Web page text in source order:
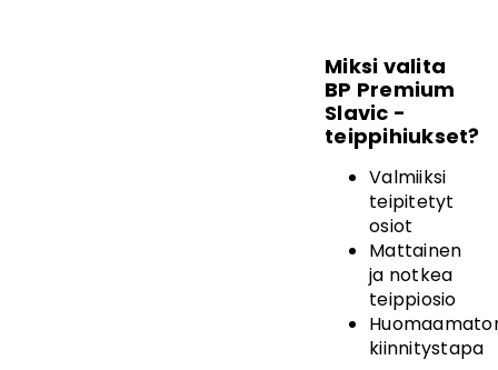
Miksi valita
BP Premium
Slavic -
teippihiukset?
Valmiiksi
teipitetyt
osiot
Mattainen
ja notkea
teippiosio
kiinnitystapa